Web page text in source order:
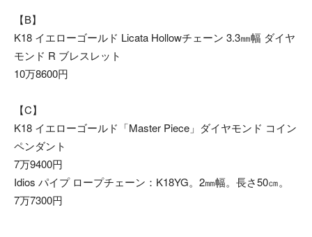
【B】
K18 イエローゴールド Licata Hollowチェーン 3.3㎜幅 ダイヤ
モンド R ブレスレット
10万8600円
【C】
K18 イエローゴールド「Master Piece」ダイヤモンド コイン
ペンダント
7万9400円
Idios パイプ ロープチェーン：K18YG。2㎜幅。長さ50㎝。
7万7300円